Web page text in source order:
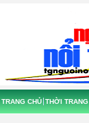
TRANG CHỦ THỜI TRANG